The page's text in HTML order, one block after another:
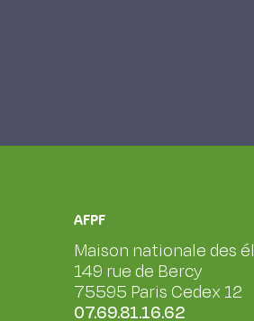
AFPF
Maison nationale des
149 rue de Bercy
75595 Paris Cedex 12
07.69.81.16.62